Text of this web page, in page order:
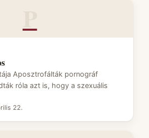
Aposztrofálták pornográf
róla azt is, hogy a szexuális
22.